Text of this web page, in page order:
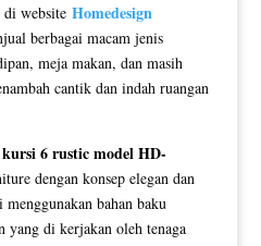
di website Homedesign
berbagai macam jenis
meja makan, dan masih
cantik dan indah ruangan
6 rustic model HD-
dengan konsep elegan dan
bahan baku
yang di kerjakan oleh tenaga